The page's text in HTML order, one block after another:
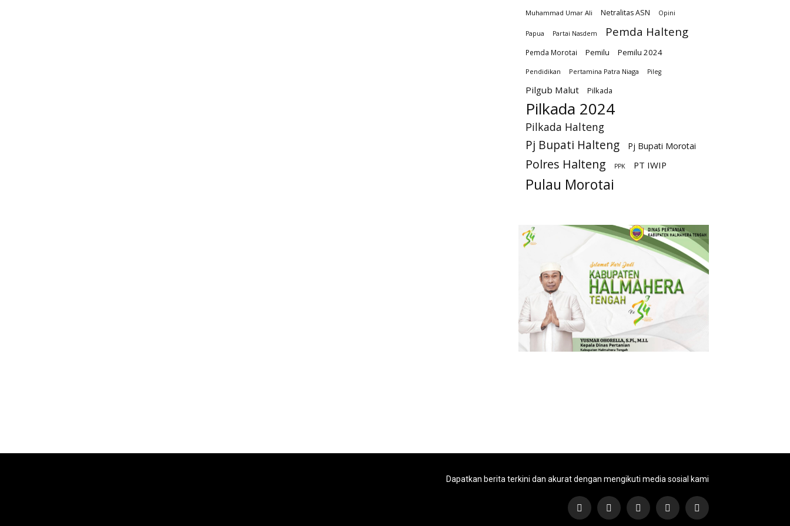
Muhammad Umar Ali Netralitas ASN Opini
Papua Partai Nasdem Pemda Halteng
Pemda Morotai Pemilu Pemilu 2024
Pendidikan Pertamina Patra Niaga Pileg
Pilgub Malut Pilkada
Pilkada 2024
Pilkada Halteng
Pj Bupati Halteng Pj Bupati Morotai
Polres Halteng PPK PT IWIP
Pulau Morotai
Dapatkan berita terkini dan akurat dengan mengikuti media sosial kami